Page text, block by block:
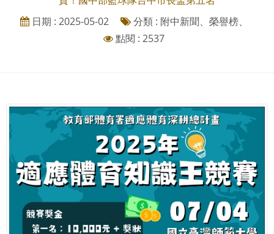
日期 : 2025-05-02
分類 : 附中新聞、榮譽榜、
點閱 : 2537